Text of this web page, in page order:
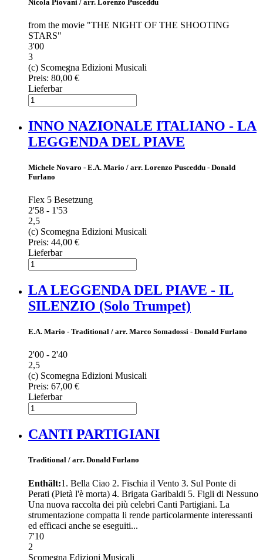
Nicola Piovani / arr. Lorenzo Pusceddu
from the movie "THE NIGHT OF THE SHOOTING
STARS"
3'00
3
(c) Scomegna Edizioni Musicali
Preis: 80,00 €
Lieferbar
INNO NAZIONALE ITALIANO - LA
LEGGENDA DEL PIAVE
Michele Novaro - E.A. Mario / arr. Lorenzo Pusceddu - Donald
Furlano
Flex 5 Besetzung
2'58 - 1'53
2,5
(c) Scomegna Edizioni Musicali
Preis: 44,00 €
Lieferbar
LA LEGGENDA DEL PIAVE - IL
SILENZIO (Solo Trumpet)
E.A. Mario - Traditional / arr. Marco Somadossi - Donald Furlano
2'00 - 2'40
2,5
(c) Scomegna Edizioni Musicali
Preis: 67,00 €
Lieferbar
CANTI PARTIGIANI
Traditional / arr. Donald Furlano
Enthält:1. Bella Ciao 2. Fischia il Vento 3. Sul Ponte di
Perati (Pietà l'è morta) 4. Brigata Garibaldi 5. Figli di Nessuno
Una nuova raccolta dei più celebri Canti Partigiani. La
strumentazione compatta li rende particolarmente interessanti
ed efficaci anche se eseguiti...
7'10
2
Scomegna Edizioni Musicali